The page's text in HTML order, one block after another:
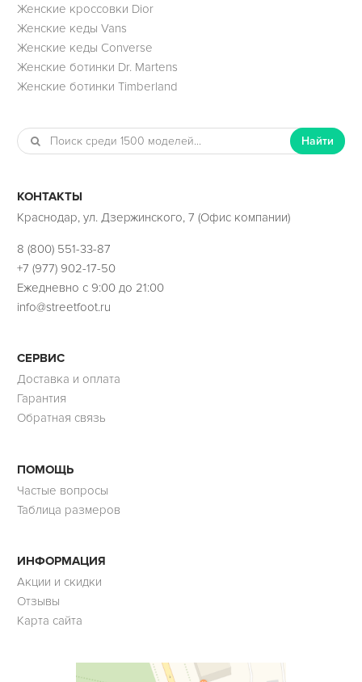
Женские кроссовки Dior
Женские кеды Vans
Женские кеды Converse
Женские ботинки Dr. Martens
Женские ботинки Timberland
Найти
КОНТАКТЫ
Краснодар, ул. Дзержинского, 7 (Офис компании)
8 (800) 551-33-87
+7 (977) 902-17-50
Ежедневно с 9:00 до 21:00
info@streetfoot.ru
СЕРВИС
Доставка и оплата
Гарантия
Обратная связь
ПОМОЩЬ
Частые вопросы
Таблица размеров
ИНФОРМАЦИЯ
Акции и скидки
Отзывы
Карта сайта